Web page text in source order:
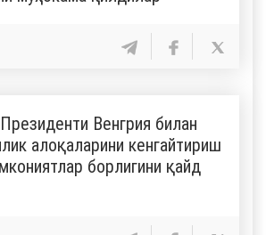
Венгрия билан
алоқаларини кенгайтириш
борлигини қайд